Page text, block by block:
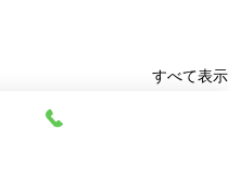
すべて表示